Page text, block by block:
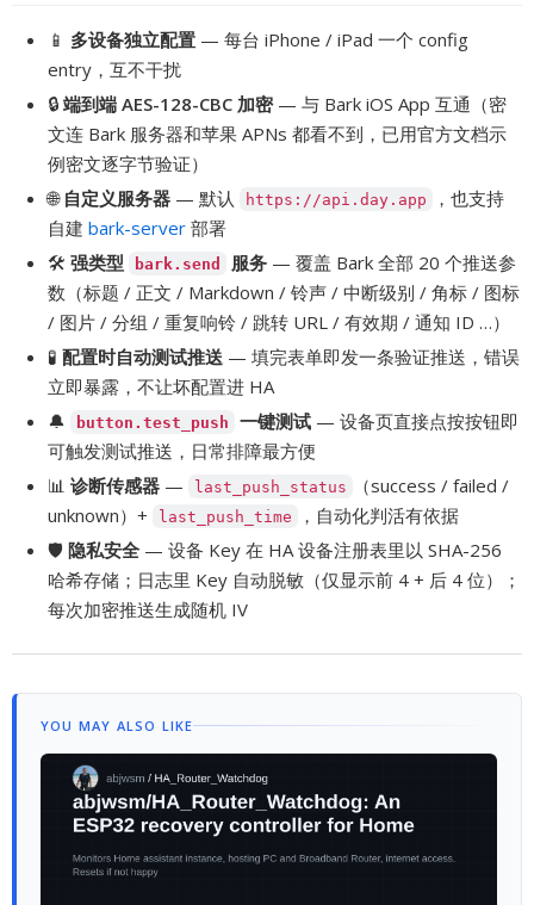
📱 多设备独立配置 — 每台 iPhone / iPad 一个 config
entry，互不干扰
🔒 端到端 AES-128-CBC 加密— 与 Bark iOS App 互通（密
文连 Bark 服务器和苹果 APNs 都看不到，已用官方文档示
例密文逐字节验证）
🌐 自定义服务器 — 默认 https://api.day.app
，也支持
自建 bark-server 部署
🛠 强类型 bark.send 服务 — 覆盖 Bark 全部 20 个推送参
数（标题 / 正文 / Markdown / 铃声 / 中断级别 / 角标 / 图标
/ 图片 / 分组 / 重复响铃 / 跳转 URL / 有效期 / 通知 ID …）
🧪 配置时自动测试推送 — 填完表单即发一条验证推送，错误
立即暴露，不让坏配置进 HA
🔔
button.test_push 一键测试 — 设备页直接点按按钮即
可触发测试推送，日常排障最方便
📊 诊断传感器 — last_push_status
（success / failed /
unknown）+
last_push_time
，自动化判活有依据
🛡 隐私安全— 设备 Key 在 HA 设备注册表里以 SHA-256
哈希存储；日志里 Key 自动脱敏（仅显示前 4 + 后 4 位）；
每次加密推送生成随机 IV
YOU MAY ALSO LIKE